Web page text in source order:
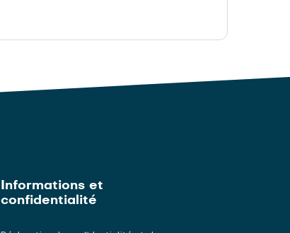
Informations et
confidentialité